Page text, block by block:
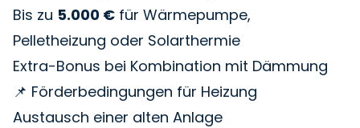
Bis zu 5.000 € für Wärmepumpe,
Pelletheizung oder Solarthermie
Extra-Bonus bei Kombination mit Dämmung
📌 Förderbedingungen für Heizung
Austausch einer alten Anlage